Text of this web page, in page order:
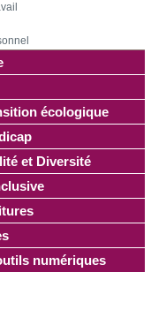
écologique
et Diversité
numériques